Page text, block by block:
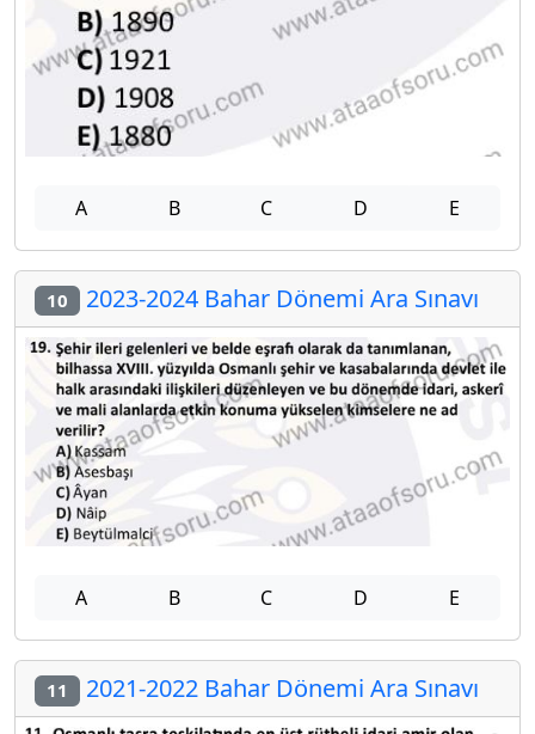
A B C D E
10 2023-2024 Bahar Dönemi Ara Sınavı
A B C D E
11 2021-2022 Bahar Dönemi Ara Sınavı